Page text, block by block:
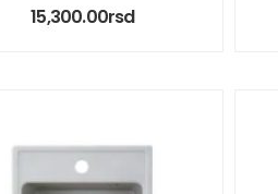
15,300.00rsd